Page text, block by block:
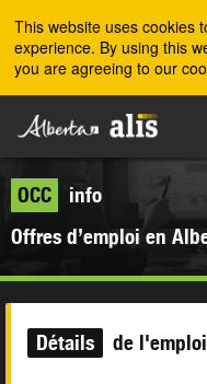
This website uses cookies
experience. By using this
you are agreeing to our
OCC
info
Offres d’emploi en
Détails de l'emploi